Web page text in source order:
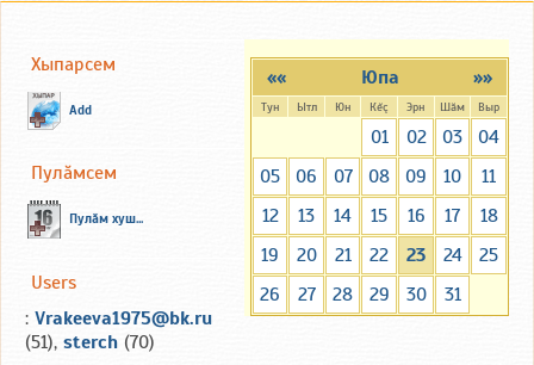
»»
«« Юпа
Тун Ытл Юн Кĕç Эрн Шăм Выр
01 02 03
04
05
06 07 08 09 10
11
12
13 14 15 16 17
18
19
20 21 22 23 24
25
26
27 28 29 30 31
Хыпарсем
Add
Пулăмсем
Пулăм хуш...
Users
: Vrakeeva1975@bk.ru
(51), sterch (70)